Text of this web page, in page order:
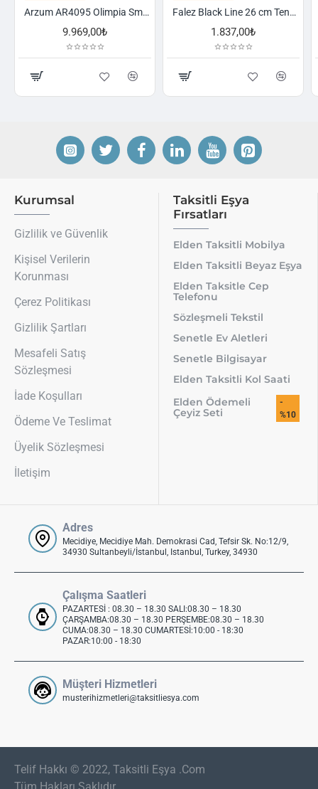
Arzum AR4095 Olimpia Smart Cyclone Filtreli Süpürge - Füme
9.969,00₺
Falez Black Line 26 cm Tencere
1.837,00₺
Kurumsal
Gizlilik ve Güvenlik
Kişisel Verilerin
Korunması
Çerez Politikası
Gizlilik Şartları
Mesafeli Satış
Sözleşmesi
İade Koşulları
Ödeme Ve Teslimat
Üyelik Sözleşmesi
İletişim
Taksitli Eşya
Fırsatları
Elden Taksitli Mobilya
Elden Taksitli Beyaz Eşya
Elden Taksitle Cep
Telefonu
Sözleşmeli Tekstil
Senetle Ev Aletleri
Senetle Bilgisayar
Elden Taksitli Kol Saati
Elden Ödemeli
Çeyiz Seti
-
%10
Adres
Mecidiye, Mecidiye Mah. Demokrasi Cad, Tefsir Sk. No:12/9,
34930 Sultanbeyli/İstanbul, Istanbul, Turkey, 34930
Çalışma Saatleri
PAZARTESİ : 08.30 – 18.30 SALI:08.30 – 18.30
ÇARŞAMBA:08.30 – 18.30 PERŞEMBE:08.30 – 18.30
CUMA:08.30 – 18.30 CUMARTESİ:10:00 - 18:30
PAZAR:10:00 - 18:30
Müşteri Hizmetleri
musterihizmetleri@taksitliesya.com
Telif Hakkı © 2022, Taksitli Eşya .Com